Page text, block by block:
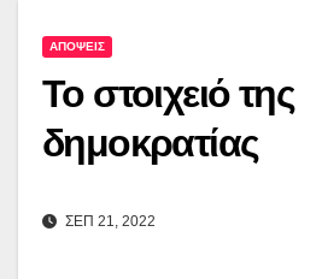
ΑΠΟΨΕΙΣ
Το στοιχειό της
δημοκρατίας
ΣΕΠ 21, 2022